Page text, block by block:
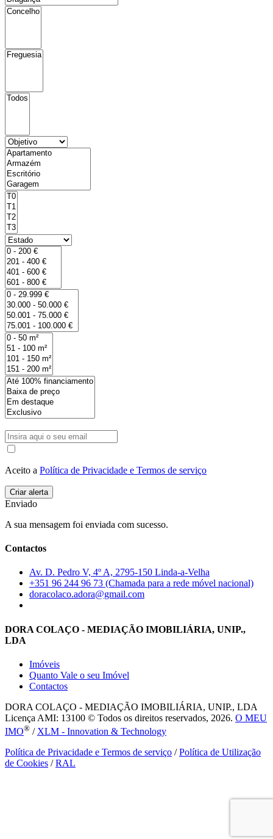
Aceito a Política de Privacidade e Termos de serviço
Enviado
A sua mensagem foi enviada com sucesso.
Contactos
Av. D. Pedro V, 4º A, 2795-150 Linda-a-Velha
+351 96 244 96 73 (Chamada para a rede móvel nacional)
doracolaco.adora@gmail.com
DORA COLAÇO - MEDIAÇÃO IMOBILIÁRIA, UNIP.,
LDA
Imóveis
Quanto Vale o seu Imóvel
Contactos
DORA COLAÇO - MEDIAÇÃO IMOBILIÁRIA, UNIP., LDA
Licença AMI: 13100 © Todos os direitos reservados, 2026. O MEU
IMO® / XLM - Innovation & Technology
Política de Privacidade e Termos de serviço /Política de Utilização
de Cookies /RAL